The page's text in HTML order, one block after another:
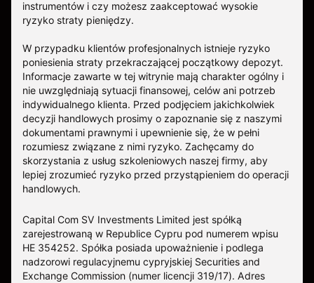
instrumentów i czy możesz zaakceptować wysokie
ryzyko straty pieniędzy.
W przypadku klientów profesjonalnych istnieje ryzyko
poniesienia straty przekraczającej początkowy depozyt.
Informacje zawarte w tej witrynie mają charakter ogólny i
nie uwzględniają sytuacji finansowej, celów ani potrzeb
indywidualnego klienta. Przed podjęciem jakichkolwiek
decyzji handlowych prosimy o zapoznanie się z naszymi
dokumentami prawnymi i upewnienie się, że w pełni
rozumiesz związane z nimi ryzyko. Zachęcamy do
skorzystania z usług szkoleniowych naszej firmy, aby
lepiej zrozumieć ryzyko przed przystąpieniem do operacji
handlowych.
Capital Com SV Investments Limited jest spółką
zarejestrowaną w Republice Cypru pod numerem wpisu
HE 354252. Spółka posiada upoważnienie i podlega
nadzorowi regulacyjnemu cypryjskiej Securities and
Exchange Commission (numer licencji 319/17). Adres